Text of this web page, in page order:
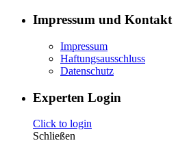
Impressum und Kontakt
Impressum
Haftungsausschluss
Datenschutz
Experten Login
Click to login
Schließen